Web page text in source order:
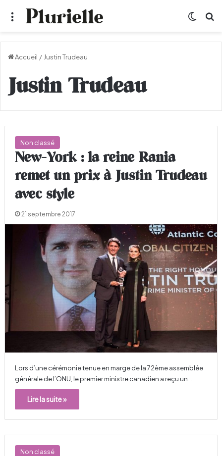
Menu
Accueil / Justin Trudeau
Justin Trudeau
Non classé
New-York : la reine Rania
remet un prix à Justin Trudeau
avec style
21 septembre 2017
Lors d’une cérémonie tenue en marge de la 72ème assemblée
générale de l’ONU, le premier ministre canadien a reçu un…
Lire la suite »
Non classé